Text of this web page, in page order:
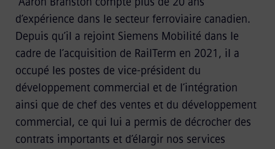
d’expérience dans le secteur ferroviaire canadien.
Depuis qu’il a rejoint Siemens Mobilité dans le
cadre de l’acquisition de RailTerm en 2021, il a
occupé les postes de vice-président du
développement commercial et de l’intégration
ainsi que de chef des ventes et du développement
commercial, ce qui lui a permis de décrocher des
contrats importants et d’élargir nos services